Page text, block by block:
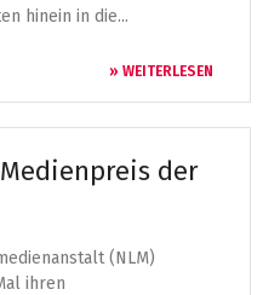
hinein in die...
» WEITERLESEN
der
(NLM)
ihren